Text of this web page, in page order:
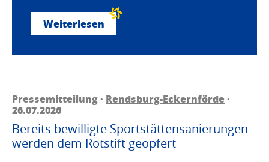
Weiterlesen
Pressemitteilung · Rendsburg-Eckernförde·
26.07.2026
Bereits bewilligte Sportstättensanierungen
werden dem Rotstift geopfert